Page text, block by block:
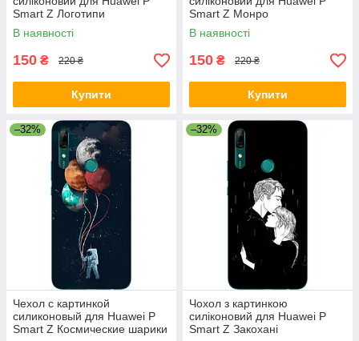
Smart Z Логотипи
В наявності
150 ₴ 220 ₴
Купити
Smart Z Монро
В наявності
150 ₴ 220 ₴
Купити
–32%
Чехол с картинкой
силиконовый для Huawei P
Smart Z Космические шарики
–32%
Чохол з картинкою
силіконовий для Huawei P
Smart Z Закохані